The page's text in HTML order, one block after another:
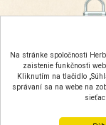
Na stránke spoločnosti
zaistenie funkčnosti
Kliknutím na tlačidlo
správaní sa na webe na